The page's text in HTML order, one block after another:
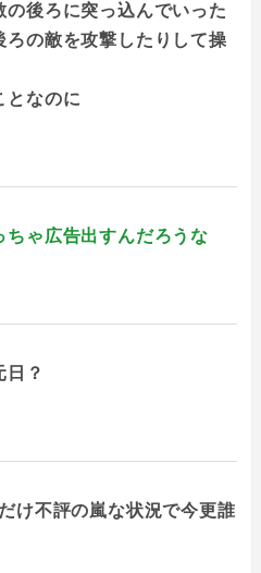
後ろに突っ込んでいった
ろの敵を攻撃したりして操
となのに
ちゃ広告出すんだろうな
日？
け不評の嵐な状況で今更誰